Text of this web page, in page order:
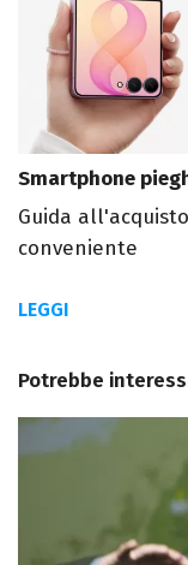
Smartphone
Guida
conveniente
LEGGI
Potrebbe